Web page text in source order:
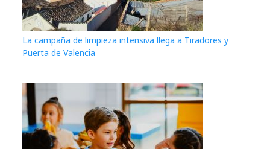
La campaña de limpieza intensiva llega a Tiradores y
Puerta de Valencia